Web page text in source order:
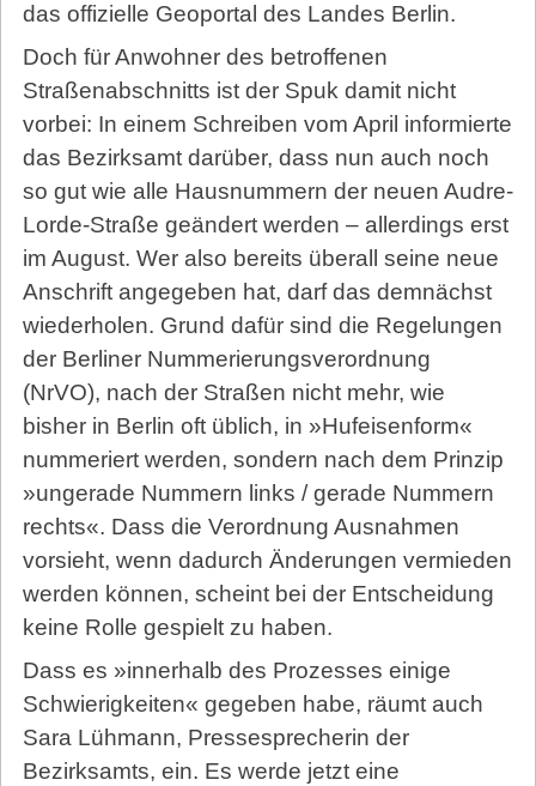
das offizielle Geoportal des Landes Berlin.
Doch für Anwohner des betroffenen
Straßenabschnitts ist der Spuk damit nicht
vorbei: In einem Schreiben vom April informierte
das Bezirksamt darüber, dass nun auch noch
so gut wie alle Hausnummern der neuen Audre-
Lorde-Straße geändert werden – allerdings erst
im August. Wer also bereits überall seine neue
Anschrift angegeben hat, darf das demnächst
wiederholen. Grund dafür sind die Regelungen
der Berliner Nummerierungsverordnung
(NrVO), nach der Straßen nicht mehr, wie
bisher in Berlin oft üblich, in »Hufeisenform«
nummeriert werden, sondern nach dem Prinzip
»ungerade Nummern links / gerade Nummern
rechts«. Dass die Verordnung Ausnahmen
vorsieht, wenn dadurch Änderungen vermieden
werden können, scheint bei der Entscheidung
keine Rolle gespielt zu haben.
Dass es »innerhalb des Prozesses einige
Schwierigkeiten« gegeben habe, räumt auch
Sara Lühmann, Pressesprecherin der
Bezirksamts, ein. Es werde jetzt eine